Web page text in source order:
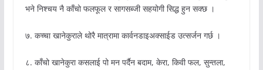
भने निश्चय नै काँचो फलफूल र सागसब्जी सहयोगी सिद्ध हुन सक्छ ।
७. कच्चा खानेकुराले थोरै मात्रामा कार्वनडाइअक्साईड उत्सर्जन गर्छ ।
८. काँचो खानेकुरा कसलाई पो मन पर्दैन बदाम, केरा, किवी फल, सुन्तला,